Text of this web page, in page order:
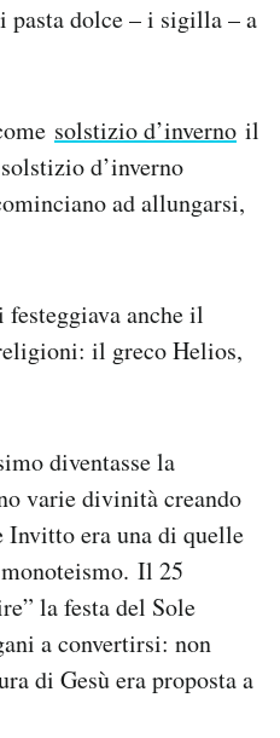
pasta dolce – i sigilla – a
solstizio d’inverno il
d’inverno
ad allungarsi,
anche il
il greco Helios,
diventasse la
varie divinità creando
era una di quelle
Il 25
la festa del Sole
a convertirsi: non
di Gesù era proposta a